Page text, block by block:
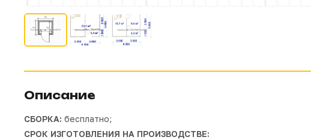
Описание
СБОРКА: бесплатно;
СРОК ИЗГОТОВЛЕНИЯ НА ПРОИЗВОДСТВЕ: